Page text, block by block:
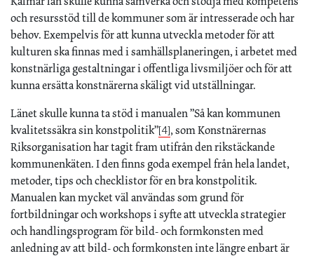
och resursstöd till de kommuner som är intresserade och har
behov. Exempelvis för att kunna utveckla metoder för att
kulturen ska finnas med i samhällsplaneringen, i arbetet med
konstnärliga gestaltningar i offentliga livsmiljöer och för att
kunna ersätta konstnärerna skäligt vid utställningar.
Länet skulle kunna ta stöd i manualen ”Så kan kommunen
kvalitetssäkra sin konstpolitik”[4], som Konstnärernas
Riksorganisation har tagit fram utifrån den rikstäckande
kommunenkäten. I den finns goda exempel från hela landet,
metoder, tips och checklistor för en bra konstpolitik.
Manualen kan mycket väl användas som grund för
fortbildningar och workshops i syfte att utveckla strategier
och handlingsprogram för bild- och formkonsten med
anledning av att bild- och formkonsten inte längre enbart är